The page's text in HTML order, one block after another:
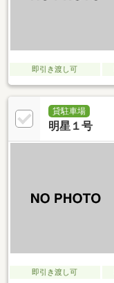
即引き渡し可
貸駐車場
明星１号
即引き渡し可